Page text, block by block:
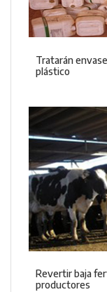
Tratarán
plástico
Revertir baja
productores